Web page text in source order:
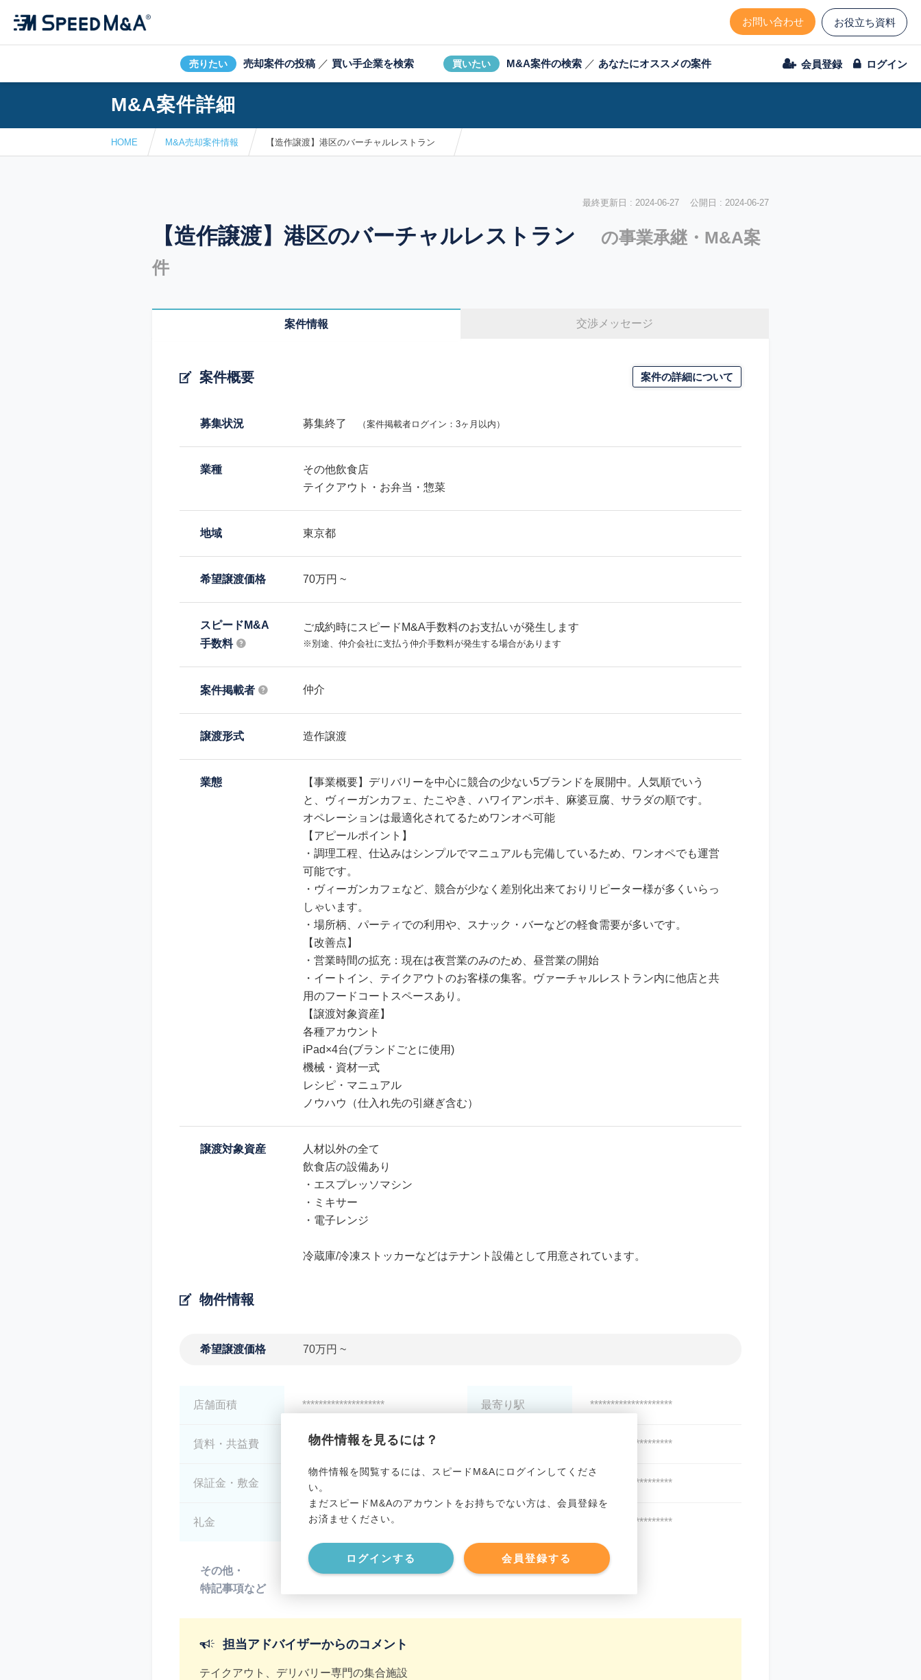
お問い合わせ お役立ち資料
売りたい 売却案件の投稿 ／ 買い手企業を検索 買いたい M&A案件の検索 ／ あなたにオススメの案件 会員登録 ログイン
M&A案件詳細
HOME M&A売却案件情報 【造作譲渡】港区のバーチャルレストラン
最終更新日 : 2024-06-27 公開日 : 2024-06-27
【造作譲渡】港区のバーチャルレストラン
の事業承継・M&A案
件
案件情報 交渉メッセージ
案件概要 案件の詳細について
募集状況 募集終了 （案件掲載者ログイン：3ヶ月以内）
業種
その他飲食店
テイクアウト・お弁当・惣菜
地域 東京都
希望譲渡価格 70万円 ~
スピードM&A
手数料
ご成約時にスピードM&A手数料のお支払いが発生します
※別途、仲介会社に支払う仲介手数料が発生する場合があります
案件掲載者 仲介
譲渡形式 造作譲渡
業態
【事業概要】デリバリーを中心に競合の少ない5ブランドを展開中。人気順でいう
と、ヴィーガンカフェ、たこやき、ハワイアンポキ、麻婆豆腐、サラダの順です。
オペレーションは最適化されてるためワンオペ可能
【アピールポイント】
・調理工程、仕込みはシンプルでマニュアルも完備しているため、ワンオペでも運営
可能です。
・ヴィーガンカフェなど、競合が少なく差別化出来ておりリピーター様が多くいらっ
しゃいます。
・場所柄、パーティでの利用や、スナック・バーなどの軽食需要が多いです。
【改善点】
・営業時間の拡充：現在は夜営業のみのため、昼営業の開始
・イートイン、テイクアウトのお客様の集客。ヴァーチャルレストラン内に他店と共
用のフードコートスペースあり。
【譲渡対象資産】
各種アカウント
iPad×4台(ブランドごとに使用)
機械・資材一式
レシピ・マニュアル
ノウハウ（仕入れ先の引継ぎ含む）
譲渡対象資産
人材以外の全て
飲食店の設備あり
・エスプレッソマシン
・ミキサー
・電子レンジ
冷蔵庫/冷凍ストッカーなどはテナント設備として用意されています。
物件情報
希望譲渡価格 70万円 ~
物件情報を見るには？
物件情報を閲覧するには、スピードM&Aにログインしてくださ
い。
まだスピードM&Aのアカウントをお持ちでない方は、会員登録を
お済ませください。
ログインする 会員登録する
店舗面積 ********************
賃料・共益費 ********************
保証金・敷金 ********************
礼金 ********************
最寄り駅 ********************
********************
********************
********************
その他・
特記事項など
********************
担当アドバイザーからのコメント
テイクアウト、デリバリー専門の集合施設